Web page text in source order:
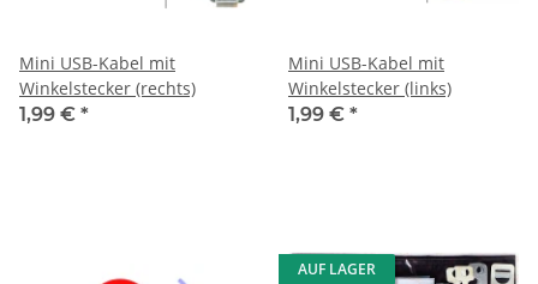
Mini USB-Kabel mit
Winkelstecker (rechts)
1,99 € *
Mini USB-Kabel mit
Winkelstecker (links)
1,99 € *
AUF LAGER